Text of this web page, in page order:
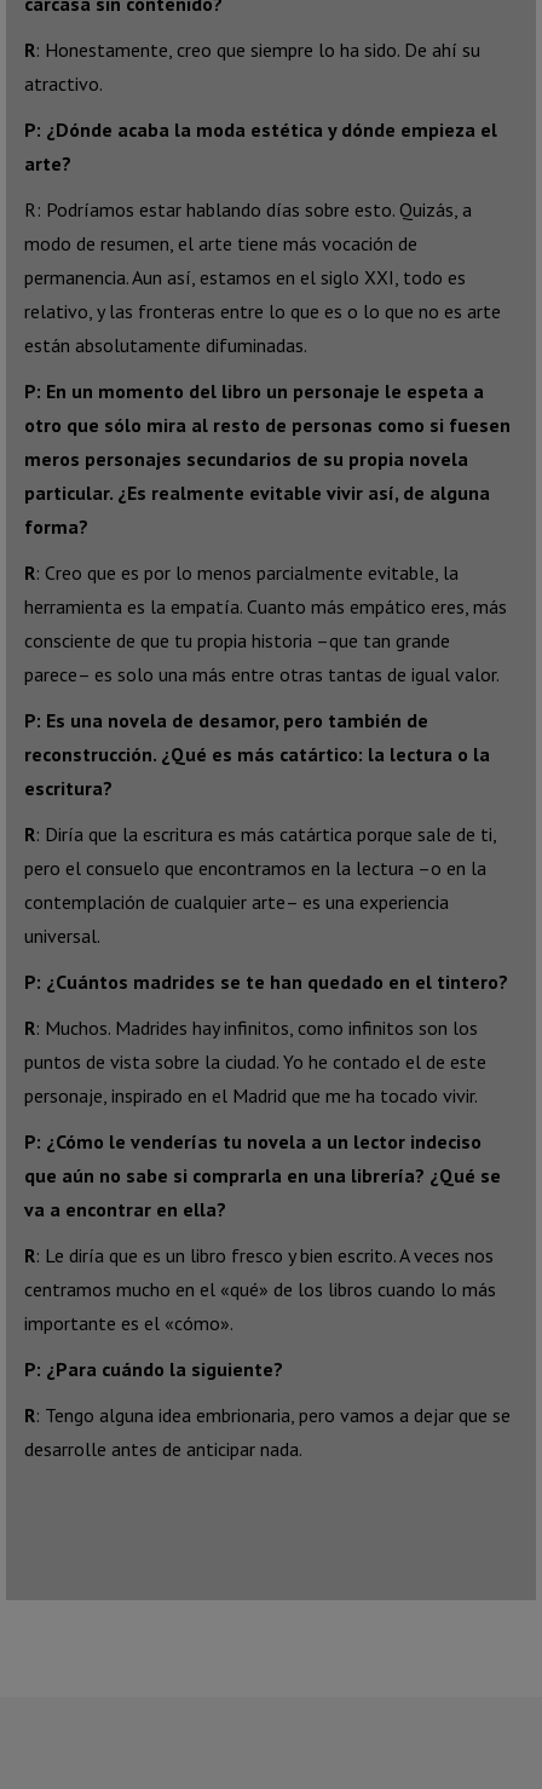
R: Honestamente, creo que siempre lo ha sido. De ahí su
atractivo.
P: ¿Dónde acaba la moda estética y dónde empieza el
arte?
R: Podríamos estar hablando días sobre esto. Quizás, a
modo de resumen, el arte tiene más vocación de
permanencia. Aun así, estamos en el siglo XXI, todo es
relativo, y las fronteras entre lo que es o lo que no es arte
están absolutamente difuminadas.
P: En un momento del libro un personaje le espeta a
otro que sólo mira al resto de personas como si fuesen
meros personajes secundarios de su propia novela
particular. ¿Es realmente evitable vivir así, de alguna
forma?
R: Creo que es por lo menos parcialmente evitable, la
herramienta es la empatía. Cuanto más empático eres, más
consciente de que tu propia historia –que tan grande
parece– es solo una más entre otras tantas de igual valor.
P: Es una novela de desamor, pero también de
reconstrucción. ¿Qué es más catártico: la lectura o la
escritura?
R: Diría que la escritura es más catártica porque sale de ti,
pero el consuelo que encontramos en la lectura –o en la
contemplación de cualquier arte– es una experiencia
universal.
P: ¿Cuántos madrides se te han quedado en el tintero?
R: Muchos. Madrides hay infinitos, como infinitos son los
puntos de vista sobre la ciudad. Yo he contado el de este
personaje, inspirado en el Madrid que me ha tocado vivir.
P: ¿Cómo le venderías tu novela a un lector indeciso
que aún no sabe si comprarla en una librería? ¿Qué se
va a encontrar en ella?
R: Le diría que es un libro fresco y bien escrito. A veces nos
centramos mucho en el «qué» de los libros cuando lo más
importante es el «cómo».
P: ¿Para cuándo la siguiente?
R: Tengo alguna idea embrionaria, pero vamos a dejar que se
desarrolle antes de anticipar nada.